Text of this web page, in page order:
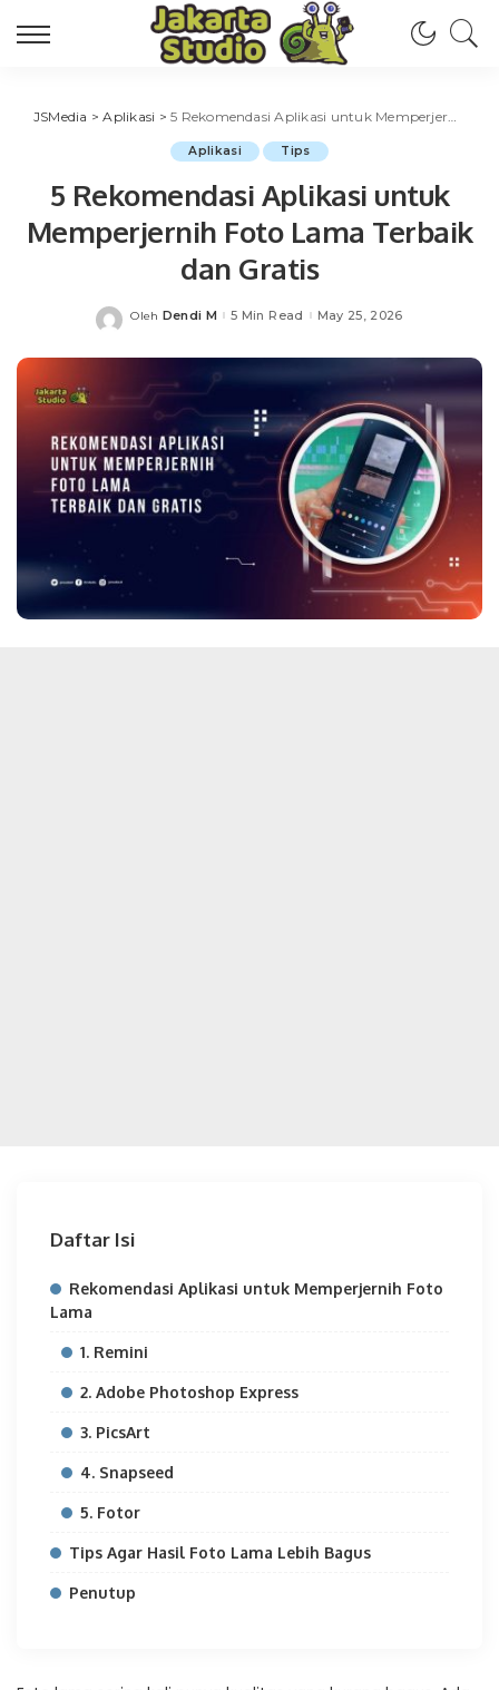
JSMedia >Aplikasi >5 Rekomendasi Aplikasi untuk Memperjernih Foto Lama Terbaik dan Gratis
Aplikasi Tips
5 Rekomendasi Aplikasi untuk
Memperjernih Foto Lama Terbaik
dan Gratis
Posted
Oleh Dendi M 5 Min Read May 25, 2026
Daftar Isi
Rekomendasi Aplikasi untuk Memperjernih Foto
Lama
1. Remini
2. Adobe Photoshop Express
3. PicsArt
4. Snapseed
5. Fotor
Tips Agar Hasil Foto Lama Lebih Bagus
Penutup